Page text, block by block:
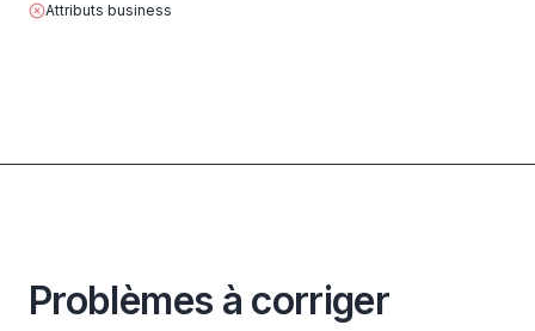
Attributs business
Problèmes à corriger